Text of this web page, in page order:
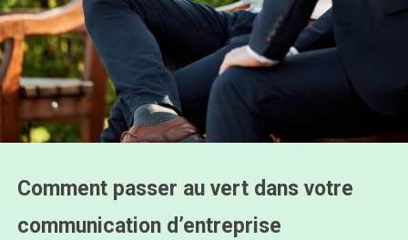
Comment passer au vert dans votre
communication d’entreprise